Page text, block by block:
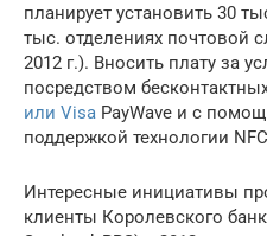
планирует установить 30
тыс. отделениях почтовой
2012 г.). Вносить плату за
посредством
или Visa PayWave и с
поддержкой технологии
Интересные инициативы
клиенты Королевского